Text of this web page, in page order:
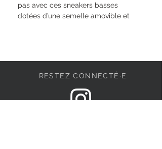
pas avec ces sneakers basses
dotées d’une semelle amovible et
enfilage sans stress. Avec 3 cm de
hauteur et une construction sans
talon, tu profites d’un maintien
RESTEZ CONNECTÉ·E